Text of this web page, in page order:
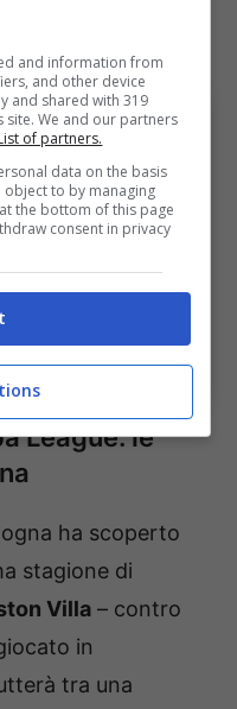
notte europea.
dei biglietti: costi e
(Photo by Michael
League: le
ha scoperto
stagione di
Villa – contro
in
tra una
and information from
and other device
and shared with 319
site. We and our partners
of partners.
data on the basis
object to by managing
the bottom of this page
consent in privacy